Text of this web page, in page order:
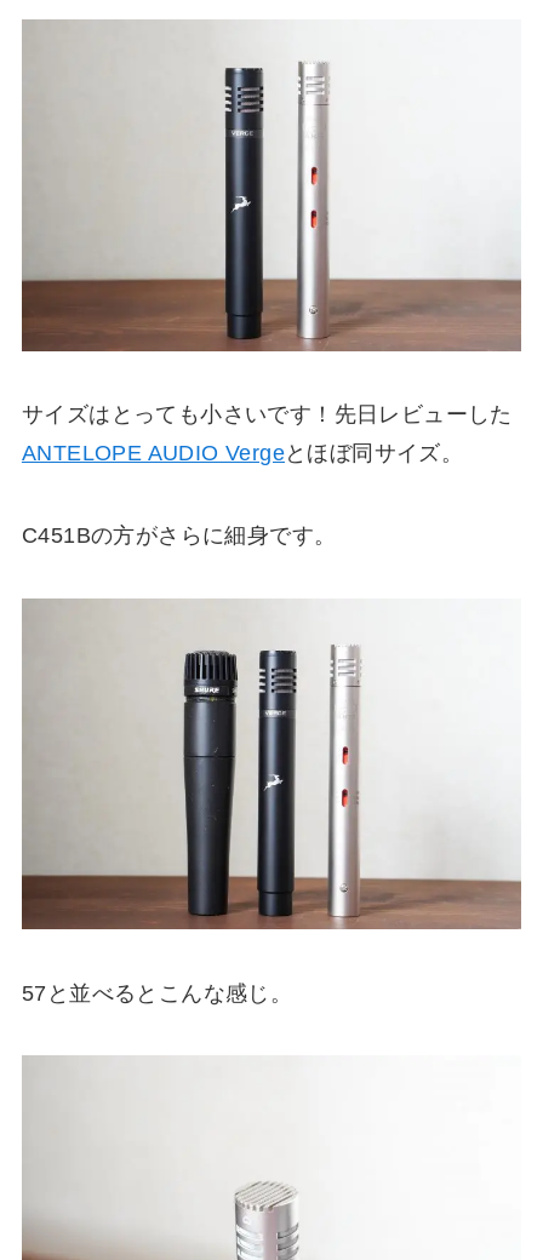
サイズはとっても小さいです！先日レビューした
ANTELOPE AUDIO Vergeとほぼ同サイズ。
C451Bの方がさらに細身です。
57と並べるとこんな感じ。